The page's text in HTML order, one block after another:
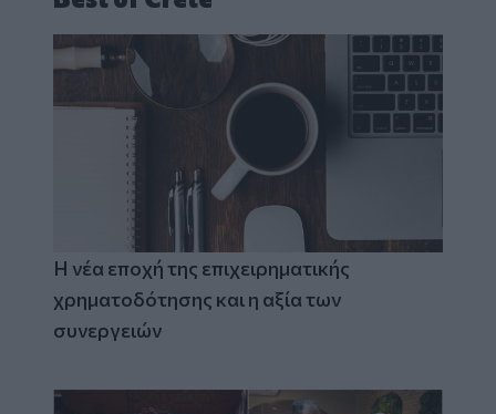
Η νέα εποχή της επιχειρηματικής
χρηματοδότησης και η αξία των
συνεργειών